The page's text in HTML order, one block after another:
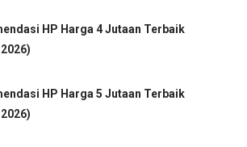
HP Harga 4 Jutaan Terbaik
HP Harga 5 Jutaan Terbaik